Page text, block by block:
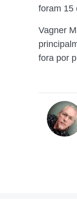
foram 15
Vagner
fora por